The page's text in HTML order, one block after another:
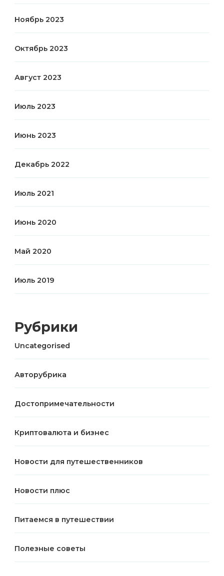
Ноябрь 2023
Октябрь 2023
Август 2023
Июль 2023
Июнь 2023
Декабрь 2022
Июль 2021
Июнь 2020
Май 2020
Июль 2019
Рубрики
Uncategorised
Авторубрика
Достопримечательности
Криптовалюта и бизнес
Новости для путешественников
Новости плюс
Питаемся в путешествии
Полезные советы